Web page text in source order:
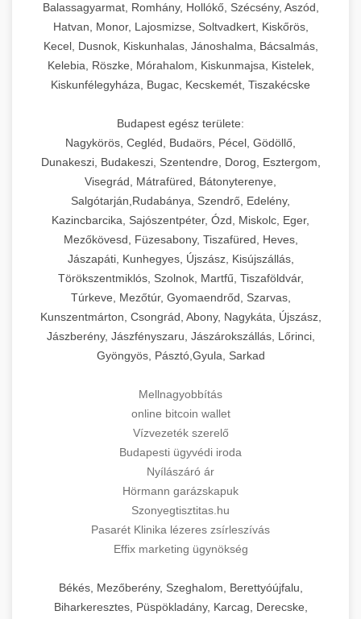
Balassagyarmat, Romhány, Hollókő, Szécsény, Aszód,
Hatvan, Monor, Lajosmizse, Soltvadkert, Kiskőrös,
Kecel, Dusnok, Kiskunhalas, Jánoshalma, Bácsalmás,
Kelebia, Röszke, Mórahalom, Kiskunmajsa, Kistelek,
Kiskunfélegyháza, Bugac, Kecskemét, Tiszakécske
Budapest egész területe:
Nagykörös, Cegléd, Budaörs, Pécel, Gödöllő,
Dunakeszi, Budakeszi, Szentendre, Dorog, Esztergom,
Visegrád, Mátrafüred, Bátonyterenye,
Salgótarján,Rudabánya, Szendrő, Edelény,
Kazincbarcika, Sajószentpéter, Ózd, Miskolc, Eger,
Mezőkövesd, Füzesabony, Tiszafüred, Heves,
Jászapáti, Kunhegyes, Újszász, Kisújszállás,
Törökszentmiklós, Szolnok, Martfű, Tiszaföldvár,
Túrkeve, Mezőtúr, Gyomaendrőd, Szarvas,
Kunszentmárton, Csongrád, Abony, Nagykáta, Újszász,
Jászberény, Jászfényszaru, Jászárokszállás, Lőrinci,
Gyöngyös, Pásztó,Gyula, Sarkad
Mellnagyobbítás
online bitcoin wallet
Vízvezeték szerelő
Budapesti ügyvédi iroda
Nyílászáró ár
Hörmann garázskapuk
Szonyegtisztitas.hu
Pasarét Klinika lézeres zsírleszívás
Effix marketing ügynökség
Békés, Mezőberény, Szeghalom, Berettyóújfalu,
Biharkeresztes, Püspökladány, Karcag, Derecske,